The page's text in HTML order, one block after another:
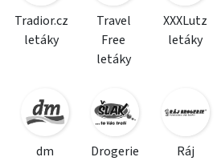
Tradior.cz
letáky
Travel
Free
letáky
XXXLutz
letáky
dm
Drogerie
Ráj